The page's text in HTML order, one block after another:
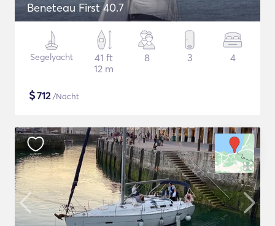
Beneteau First 40.7
Segelyacht
41 ft
12 m
8 3 4
$712/Nacht